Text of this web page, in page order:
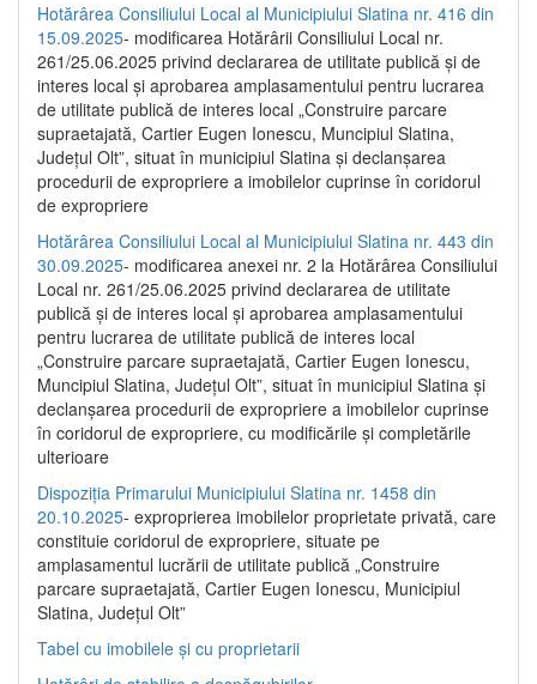
Hotărârea Consiliului Local al Municipiului Slatina nr. 416 din
15.09.2025- modificarea Hotărârii Consiliului Local nr.
261/25.06.2025 privind declararea de utilitate publică și de
interes local și aprobarea amplasamentului pentru lucrarea
de utilitate publică de interes local „Construire parcare
supraetajată, Cartier Eugen Ionescu, Muncipiul Slatina,
Județul Olt”, situat în municipiul Slatina și declanșarea
procedurii de expropriere a imobilelor cuprinse în coridorul
de expropriere
Hotărârea Consiliului Local al Municipiului Slatina nr. 443 din
30.09.2025- modificarea anexei nr. 2 la Hotărârea Consiliului
Local nr. 261/25.06.2025 privind declararea de utilitate
publică şi de interes local şi aprobarea amplasamentului
pentru lucrarea de utilitate publică de interes local
„Construire parcare supraetajată, Cartier Eugen Ionescu,
Muncipiul Slatina, Judeţul Olt”, situat în municipiul Slatina şi
declanşarea procedurii de expropriere a imobilelor cuprinse
în coridorul de expropriere, cu modificările şi completările
ulterioare
Dispoziția Primarului Municipiului Slatina nr. 1458 din
20.10.2025- exproprierea imobilelor proprietate privată, care
constituie coridorul de expropriere, situate pe
amplasamentul lucrării de utilitate publică „Construire
parcare supraetajată, Cartier Eugen Ionescu, Municipiul
Slatina, Județul Olt”
Tabel cu imobilele și cu proprietarii